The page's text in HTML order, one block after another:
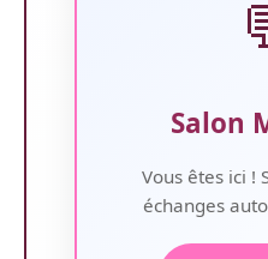
Salon
Vous êtes ici !
échanges